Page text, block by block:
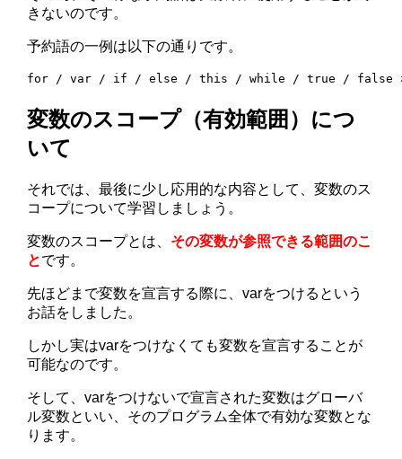
きないのです。
予約語の一例は以下の通りです。
for / var / if / else / this / while / true / false
変数のスコープ（有効範囲）につ
いて
それでは、最後に少し応用的な内容として、変数のス
コープについて学習しましょう。
変数のスコープとは、 その変数が参照できる範囲のこ
とです。
先ほどまで変数を宣言する際に、varをつけるという
お話をしました。
しかし実はvarをつけなくても変数を宣言することが
可能なのです。
そして、varをつけないで宣言された変数はグローバ
ル変数といい、そのプログラム全体で有効な変数とな
ります。